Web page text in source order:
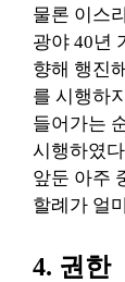
물론 이스
광야 40년
향해 행진
를 시행하
들어가는
시행하였
앞둔 아주
할례가 얼
4. 권한